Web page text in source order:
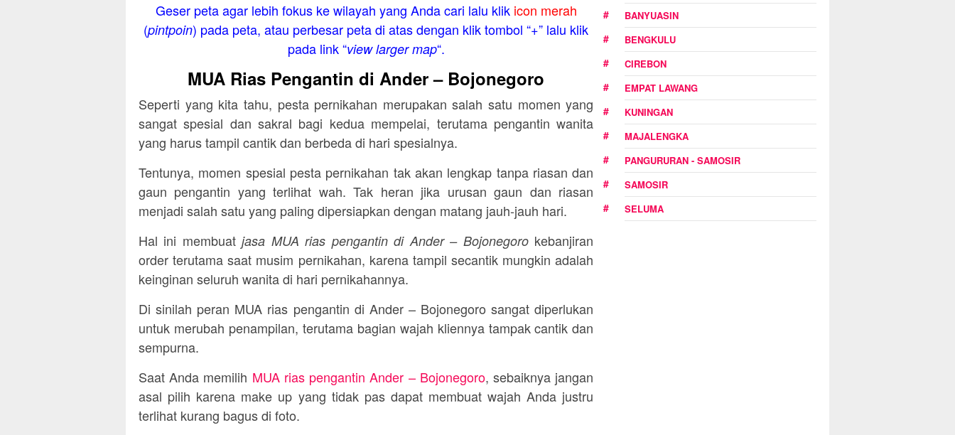
Geser peta agar lebih fokus ke wilayah yang Anda cari lalu klik icon merah
(pintpoin) pada peta, atau perbesar peta di atas dengan klik tombol “+” lalu klik
pada link “view larger map“.
MUA Rias Pengantin di Ander – Bojonegoro
Seperti yang kita tahu, pesta pernikahan merupakan salah satu momen yang
sangat spesial dan sakral bagi kedua mempelai, terutama pengantin wanita
yang harus tampil cantik dan berbeda di hari spesialnya.
Tentunya, momen spesial pesta pernikahan tak akan lengkap tanpa riasan dan
gaun pengantin yang terlihat wah. Tak heran jika urusan gaun dan riasan
menjadi salah satu yang paling dipersiapkan dengan matang jauh-jauh hari.
Hal ini membuatjasa MUA rias pengantin di Ander – Bojonegorokebanjiran
order terutama saat musim pernikahan, karena tampil secantik mungkin adalah
keinginan seluruh wanita di hari pernikahannya.
Di sinilah peran MUA rias pengantin di Ander – Bojonegoro sangat diperlukan
untuk merubah penampilan, terutama bagian wajah kliennya tampak cantik dan
sempurna.
Saat Anda memilih MUA rias pengantin Ander – Bojonegoro, sebaiknya jangan
asal pilih karena make up yang tidak pas dapat membuat wajah Anda justru
terlihat kurang bagus di foto.
BANYUASIN
BENGKULU
CIREBON
EMPAT LAWANG
KUNINGAN
MAJALENGKA
PANGURURAN - SAMOSIR
SAMOSIR
SELUMA